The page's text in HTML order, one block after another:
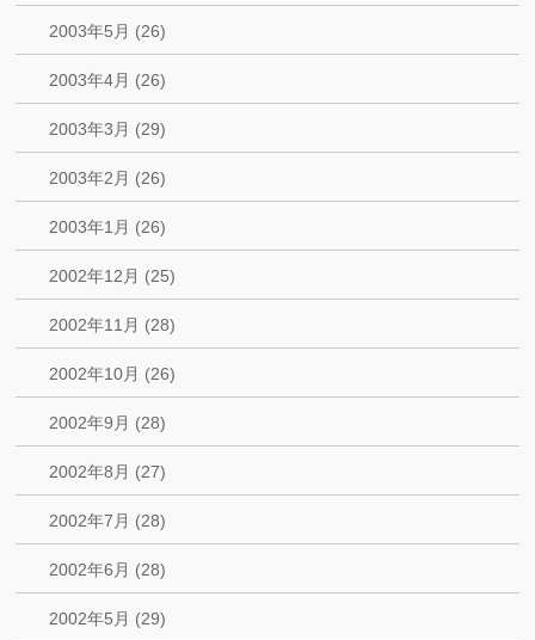
2003年5月 (26)
2003年4月 (26)
2003年3月 (29)
2003年2月 (26)
2003年1月 (26)
2002年12月 (25)
2002年11月 (28)
2002年10月 (26)
2002年9月 (28)
2002年8月 (27)
2002年7月 (28)
2002年6月 (28)
2002年5月 (29)